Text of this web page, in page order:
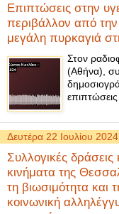
Επιπτώσεις στην
περιβάλλον από
μεγάλη πυρκαγιά
Στον
(Αθήνα),
επιπτώσεις
Δευτέρα 22 Ιουλίου 2024
Συλλογικές δράσεις
κινήματα της
τη βιωσιμότητα και
κοινωνική